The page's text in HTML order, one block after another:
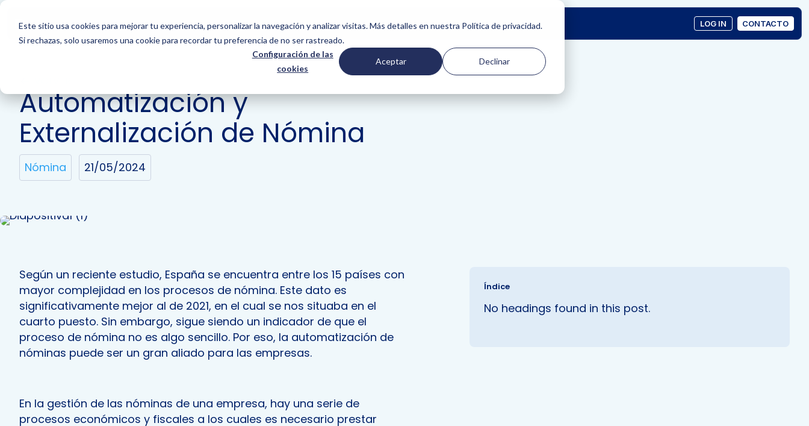
Este sitio usa cookies para mejorar tu experiencia, personalizar la navegación y analizar visitas. Más detalles en nuestra Política de privacidad.
Si rechazas, solo usaremos una cookie para recordar tu preferencia de no ser rastreado.
Configuración de las
cookies
Aceptar Declinar
SERVICIOS NOSOTROS CASOS DE ÉXITO COMUNIDAD LOG IN CONTACTO
Automatización y
Externalización de Nómina
Nómina 21/05/2024
Según un reciente estudio, España se encuentra entre los 15 países con
mayor complejidad en los procesos de nómina. Este dato es
significativamente mejor al de 2021, en el cual se nos situaba en el
cuarto puesto. Sin embargo, sigue siendo un indicador de que el
proceso de nómina no es algo sencillo. Por eso, la automatización de
nóminas puede ser un gran aliado para las empresas.
En la gestión de las nóminas de una empresa, hay una serie de
procesos económicos y fiscales a los cuales es necesario prestar
Índice
No headings found in this post.